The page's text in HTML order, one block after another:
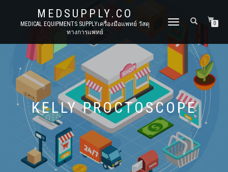
MEDSUPPLY.CO
MEDICAL EQUIPMENTS SUPPLYเครื่องมือแพทย์ วัสดุ
ทางการแพทย์
TOGGLE
0
KELLY PROCTOSCOPE